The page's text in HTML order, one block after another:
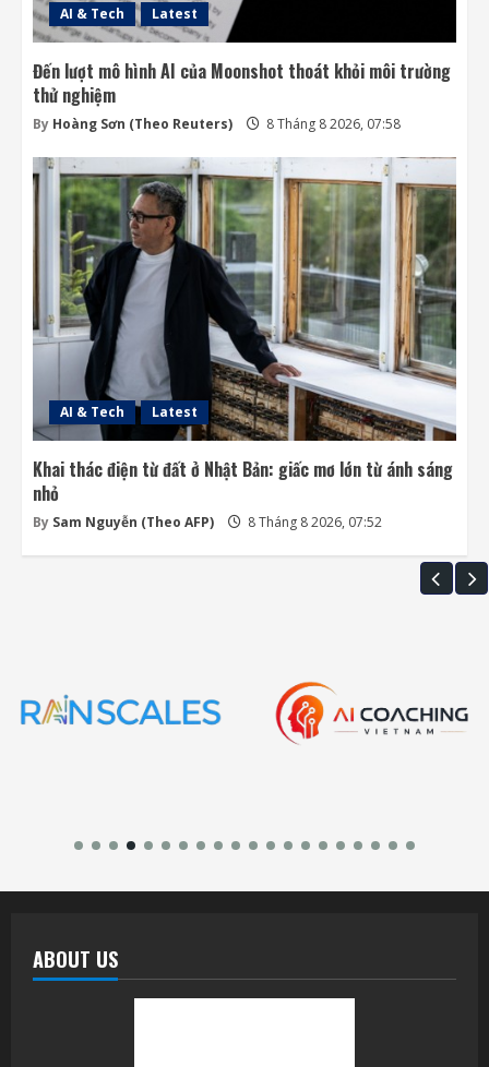
AI & Tech Latest
Đến lượt mô hình AI của Moonshot thoát khỏi môi trường
thử nghiệm
By Hoàng Sơn (Theo Reuters) 8 Tháng 8 2026, 07:58
AI & Tech Latest
Khai thác điện từ đất ở Nhật Bản: giấc mơ lớn từ ánh sáng
nhỏ
By Sam Nguyễn (Theo AFP) 8 Tháng 8 2026, 07:52
ABOUT US